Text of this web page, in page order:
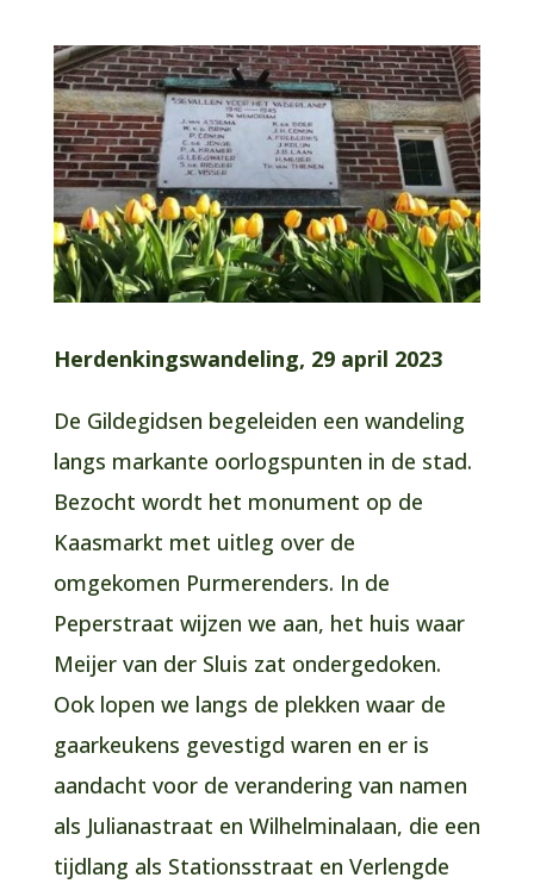
Herdenkingswandeling, 29 april 2023
De Gildegidsen begeleiden een wandeling
langs markante oorlogspunten in de stad.
Bezocht wordt het monument op de
Kaasmarkt met uitleg over de
omgekomen Purmerenders. In de
Peperstraat wijzen we aan, het huis waar
Meijer van der Sluis zat ondergedoken.
Ook lopen we langs de plekken waar de
gaarkeukens gevestigd waren en er is
aandacht voor de verandering van namen
als Julianastraat en Wilhelminalaan, die een
tijdlang als Stationsstraat en Verlengde